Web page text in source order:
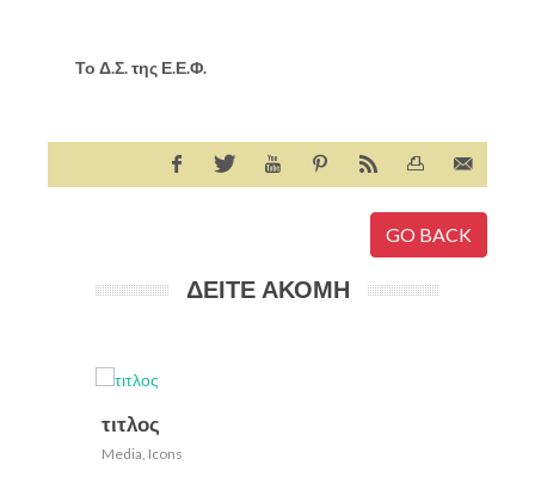
Το Δ.Σ. της Ε.Ε.Φ.
GO BACK
ΔΕΙΤΕ ΑΚΟΜΗ
τιτλος
Media, Icons